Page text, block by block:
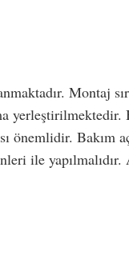
Montaj
Bakım
yapılmalıdır.